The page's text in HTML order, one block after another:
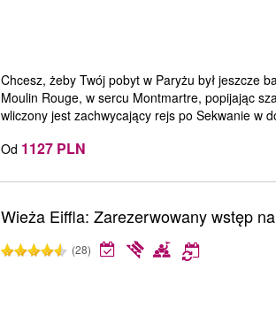
Chcesz, żeby Twój pobyt w Paryżu był jeszcze
Moulin Rouge, w sercu Montmartre, popijając
wliczony jest zachwycający rejs po Sekwanie w
Od 1127 PLN
Wieża Eiffla: Zarezerwowany wstęp
(28)